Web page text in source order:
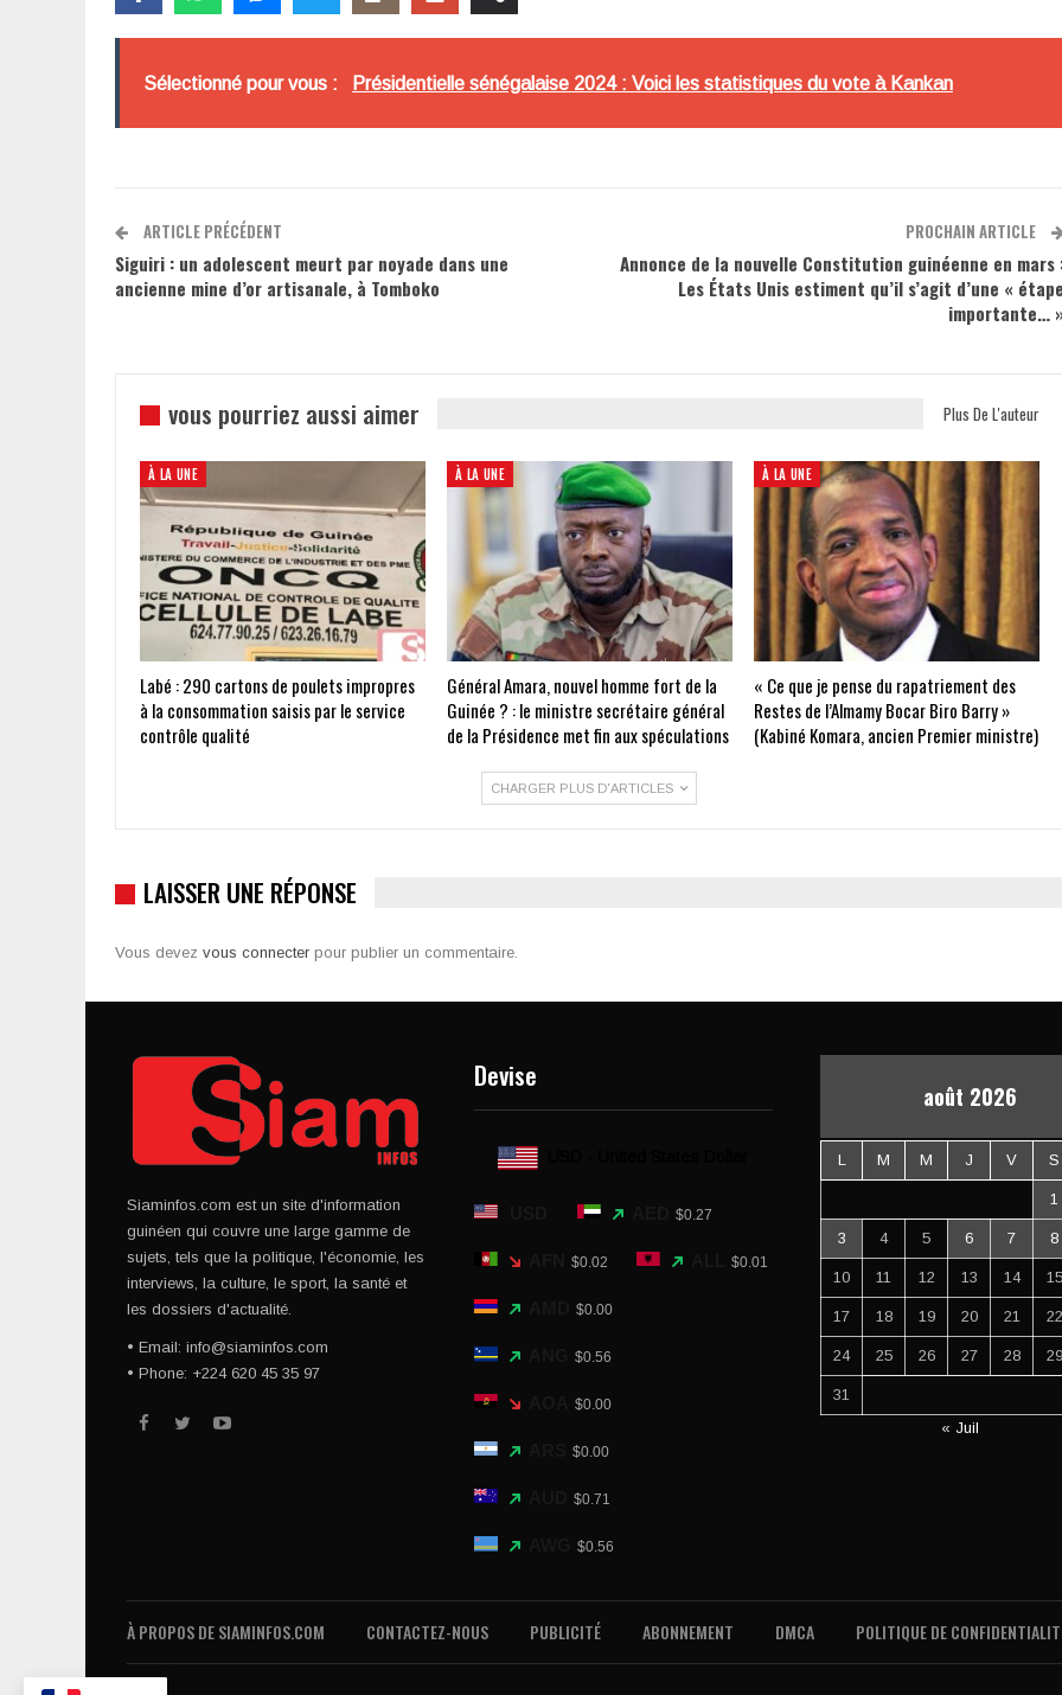
Sélectionné pour vous : Présidentielle sénégalaise 2024 : Voici les statistiques du vote à Kankan
ARTICLE PRÉCÉDENT
Siguiri : un adolescent meurt par noyade dans une
ancienne mine d’or artisanale, à Tomboko
PROCHAIN ARTICLE
Annonce de la nouvelle Constitution guinéenne en mars
Les États Unis estiment qu’il s’agit d’une « étape
importante… »
vous pourriez aussi aimer Plus De L'auteur
À LA UNE
Labé : 290 cartons de poulets impropres
à la consommation saisis par le service
contrôle qualité
À LA UNE
Général Amara, nouvel homme fort de la
Guinée ? : le ministre secrétaire général
de la Présidence met fin aux spéculations
À LA UNE
« Ce que je pense du rapatriement des
Restes de l’Almamy Bocar Biro Barry »
(Kabiné Komara, ancien Premier ministre)
CHARGER PLUS D'ARTICLES
LAISSER UNE RÉPONSE
Vous devez vous connecter pour publier un commentaire.
Siaminfos.com est un site d'information
guinéen qui couvre une large gamme de
sujets, tels que la politique, l'économie, les
interviews, la culture, le sport, la santé et
les dossiers d'actualité.
• Email: info@siaminfos.com
• Phone: +224 620 45 35 97
Devise
$0.27
$0.02 $0.01
$0.00
$0.56
$0.00
$0.00
$0.71
$0.56
août 2026
L M M J V S
1
3 4 5 6 7 8
10 11 12 13 14 15
17 18 19 20 21 22
24 25 26 27 28 29
31
« Juil
À PROPOS DE SIAMINFOS.COM CONTACTEZ-NOUS PUBLICITÉ ABONNEMENT DMCA POLITIQUE DE